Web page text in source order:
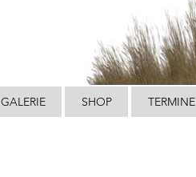
GALERIE SHOP TERMINE